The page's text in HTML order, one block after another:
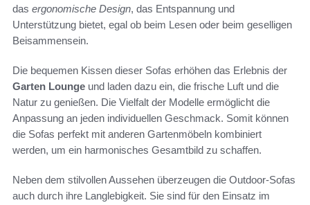
das ergonomische Design, das Entspannung und
Unterstützung bietet, egal ob beim Lesen oder beim geselligen
Beisammensein.
Die bequemen Kissen dieser Sofas erhöhen das Erlebnis der
Garten Lounge und laden dazu ein, die frische Luft und die
Natur zu genießen. Die Vielfalt der Modelle ermöglicht die
Anpassung an jeden individuellen Geschmack. Somit können
die Sofas perfekt mit anderen Gartenmöbeln kombiniert
werden, um ein harmonisches Gesamtbild zu schaffen.
Neben dem stilvollen Aussehen überzeugen die Outdoor-Sofas
auch durch ihre Langlebigkeit. Sie sind für den Einsatz im